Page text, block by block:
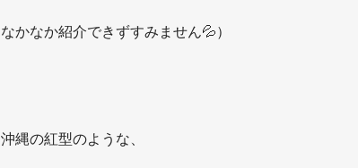
なかなか紹介できずすみません💦）
沖縄の紅型のような、